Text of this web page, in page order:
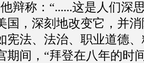
辩称：“......这是人们深
国，深刻地改变它，并
宪法、法治、职业道德、
期间，“拜登在八年的时